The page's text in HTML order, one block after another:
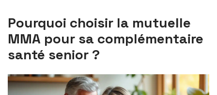
Pourquoi choisir la mutuelle
MMA pour sa complémentaire
santé senior ?